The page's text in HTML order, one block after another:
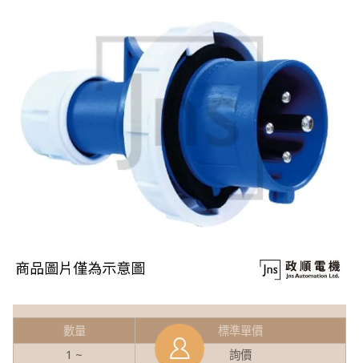
數量
標準單價
1 ~
詢價